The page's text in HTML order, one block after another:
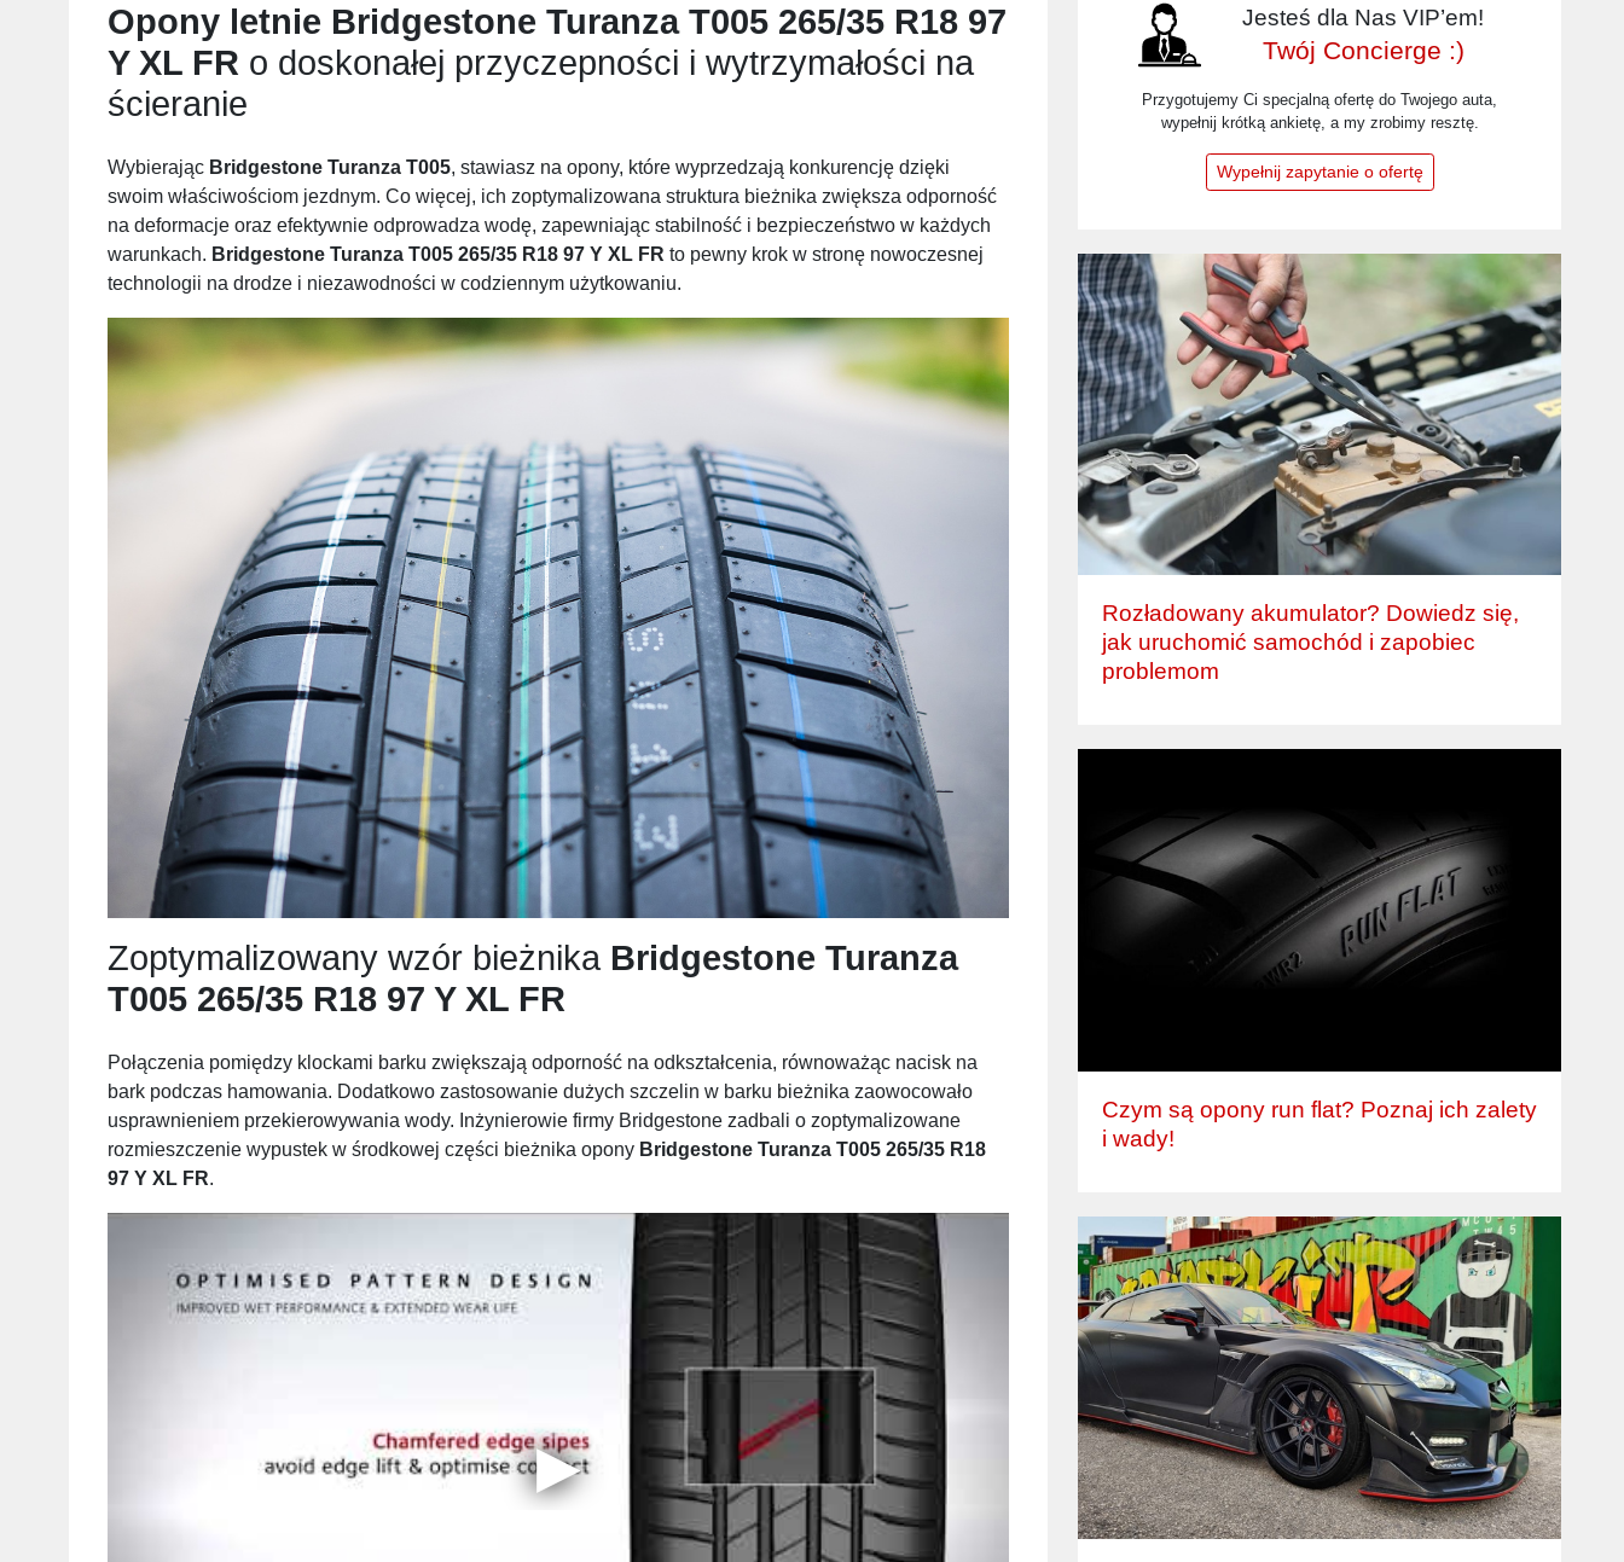
Opony letnie Bridgestone Turanza T005 265/35 R18 97
Y XL FR o doskonałej przyczepności i wytrzymałości na
ścieranie
Wybierając Bridgestone Turanza T005, stawiasz na opony, które wyprzedzają konkurencję dzięki
swoim właściwościom jezdnym. Co więcej, ich zoptymalizowana struktura bieżnika zwiększa odporność
na deformacje oraz efektywnie odprowadza wodę, zapewniając stabilność i bezpieczeństwo w każdych
warunkach. Bridgestone Turanza T005 265/35 R18 97 Y XL FR to pewny krok w stronę nowoczesnej
technologii na drodze i niezawodności w codziennym użytkowaniu.
Zoptymalizowany wzór bieżnika Bridgestone Turanza
T005 265/35 R18 97 Y XL FR
Połączenia pomiędzy klockami barku zwiększają odporność na odkształcenia, równoważąc nacisk na
bark podczas hamowania. Dodatkowo zastosowanie dużych szczelin w barku bieżnika zaowocowało
usprawnieniem przekierowywania wody. Inżynierowie firmy Bridgestone zadbali o zoptymalizowane
rozmieszczenie wypustek w środkowej części bieżnika opony Bridgestone Turanza T005 265/35 R18
97 Y XL FR.
Jesteś dla Nas VIP’em!
Twój Concierge :)
Przygotujemy Ci specjalną ofertę do Twojego auta,
wypełnij krótką ankietę, a my zrobimy resztę.
Wypełnij zapytanie o ofertę
Rozładowany akumulator? Dowiedz się,
jak uruchomić samochód i zapobiec
problemom
Czym są opony run flat? Poznaj ich zalety
i wady!